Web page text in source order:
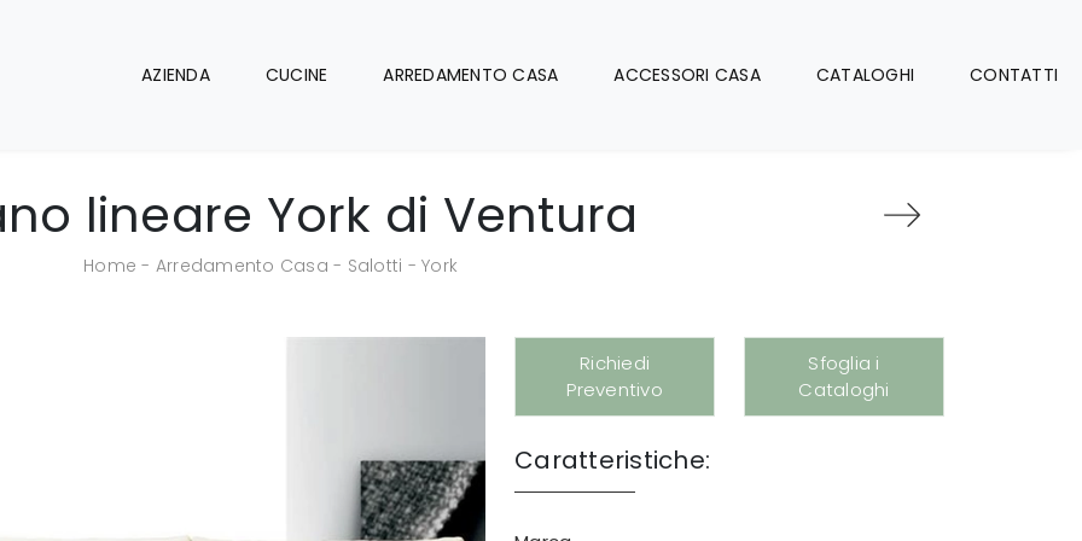
AZIENDA CUCINE ARREDAMENTO CASA ACCESSORI CASA CATALOGHI CONTATTI
lineare York di Ventura
Home - Arredamento Casa - Salotti - York
Richiedi
Preventivo
Sfoglia i
Cataloghi
Caratteristiche: